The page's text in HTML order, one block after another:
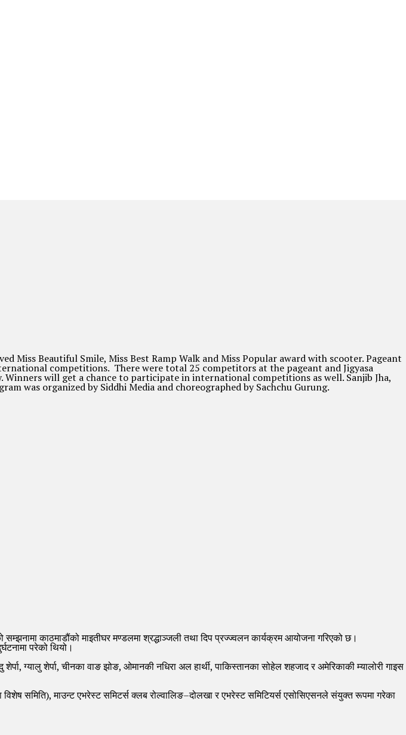
Miss Beautiful Smile, Miss Best Ramp Walk and Miss Popular award with scooter. Pageant
competitions. There were total 25 competitors at the pageant and Jigyasa
will get a chance to participate in international competitions as well. Sanjib Jha,
was organized by Siddhi Media and choreographed by Sachchu Gurung.
काठमाडौंको माइतीघर मण्डलमा श्रद्धाञ्जली तथा दिप प्रज्ज्वलन कार्यक्रम आयोजना गरिएको छ।
परेको थियो।
शेर्पा, ग्यालु शेर्पा, चीनका वाङ झोङ, ओमानकी नधिरा अल हार्थी, पाकिस्तानका सोहेल शहजाद र अमेरिकाकी म्यालोरी गाइस
समिति), माउन्ट एभरेस्ट समिटर्स क्लब रोल्वालिङ–दोलखा र एभरेस्ट समिटियर्स एसोसिएसनले संयुक्त रूपमा गरेका